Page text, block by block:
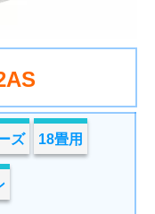
ズ 18畳用